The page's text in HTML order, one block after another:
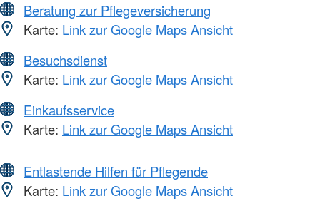
Beratung zur Pflegeversicherung
Karte: Link zur Google Maps Ansicht
Besuchsdienst
Karte: Link zur Google Maps Ansicht
Einkaufsservice
Karte: Link zur Google Maps Ansicht
Entlastende Hilfen für Pflegende
Karte: Link zur Google Maps Ansicht